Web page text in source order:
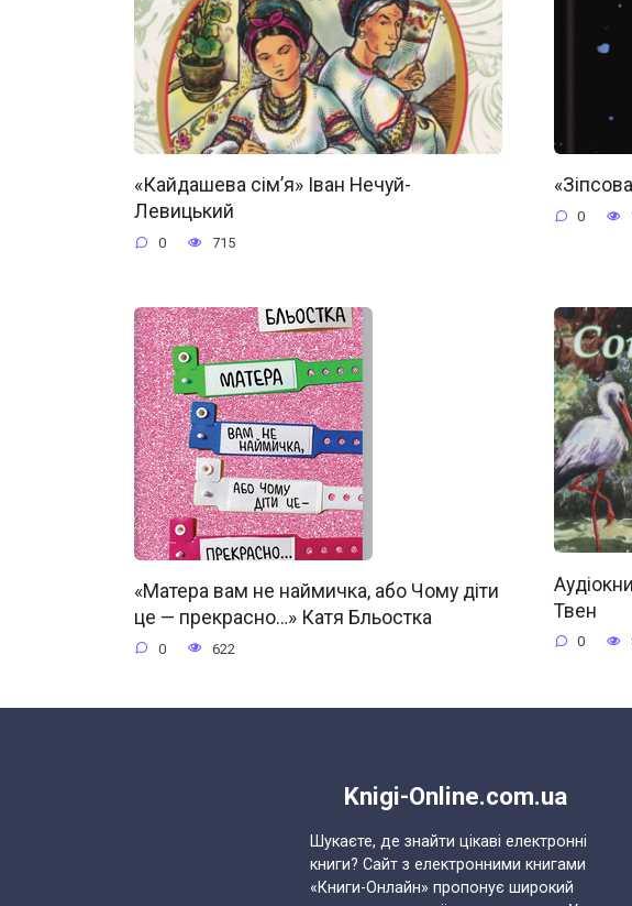
«Кайдашева сім’я» Іван Нечуй-
Левицький
0 715
0
«Матера вам не наймичка, або Чому діти
це — прекрасно…» Катя Бльостка
0 622
Твен
0
Knigi-Online.com.ua
Шукаєте, де знайти цікаві електронні
книги? Сайт з електронними книгами
«Книги-Онлайн» пропонує широкий